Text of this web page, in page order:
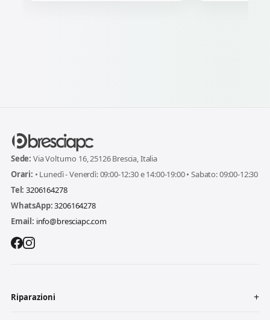
Sede: Via Volturno 16, 25126 Brescia, Italia
Orari: • Lunedì - Venerdì: 09:00-12:30 e 14:00-19:00 • Sabato: 09:00-12:30
Tel: 3206164278
WhatsApp:3206164278
Email: info@bresciapc.com
Riparazioni